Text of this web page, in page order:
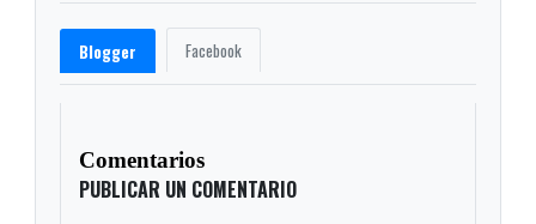
Blogger Facebook
Comentarios
PUBLICAR UN COMENTARIO